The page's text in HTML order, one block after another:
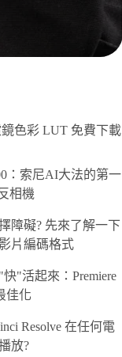
色彩 LUT 免費下載
：索尼AI大法的第一
相機
障礙? 先來了解一下
片編碼格式
"活起來：Premiere
佳化
Resolve 在任何電
放?